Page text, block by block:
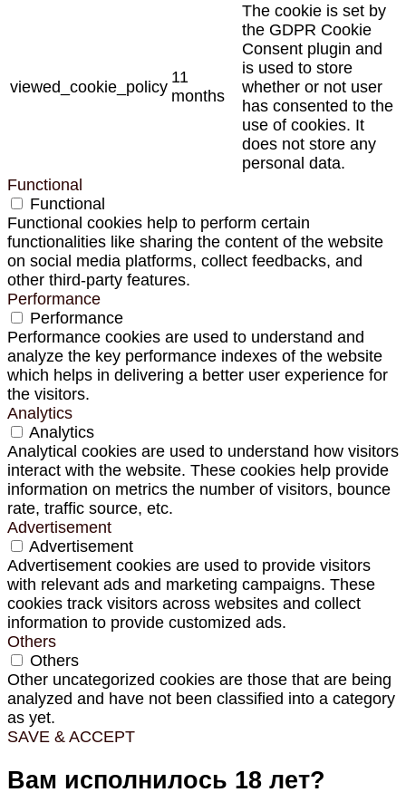
viewed_cookie_policy
11
months
The cookie is set by
the GDPR Cookie
Consent plugin and
is used to store
whether or not user
has consented to the
use of cookies. It
does not store any
personal data.
Functional
Functional
Functional cookies help to perform certain
functionalities like sharing the content of the website
on social media platforms, collect feedbacks, and
other third-party features.
Performance
Performance
Performance cookies are used to understand and
analyze the key performance indexes of the website
which helps in delivering a better user experience for
the visitors.
Analytics
Analytics
Analytical cookies are used to understand how visitors
interact with the website. These cookies help provide
information on metrics the number of visitors, bounce
rate, traffic source, etc.
Advertisement
Advertisement
Advertisement cookies are used to provide visitors
with relevant ads and marketing campaigns. These
cookies track visitors across websites and collect
information to provide customized ads.
Others
Others
Other uncategorized cookies are those that are being
analyzed and have not been classified into a category
as yet.
SAVE & ACCEPT
Вам исполнилось 18 лет?